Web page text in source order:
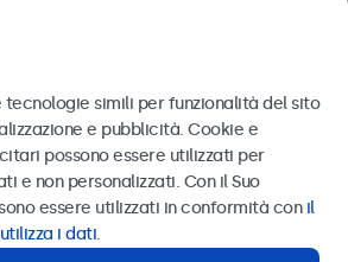
Inviare
al
tecnologie simili per funzionalità del sito
e pubblicità. Cookie e
possono essere utilizzati per
e non personalizzati. Con il Suo
essere utilizzati in conformità con il
i dati.